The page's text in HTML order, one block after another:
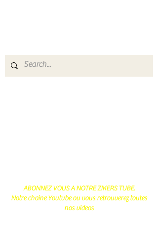
ABONNEZ VOUS A NOTRE ZIKERS TUBE.
Notre chaine Youtube ou vous retrouverez toutes
nos videos